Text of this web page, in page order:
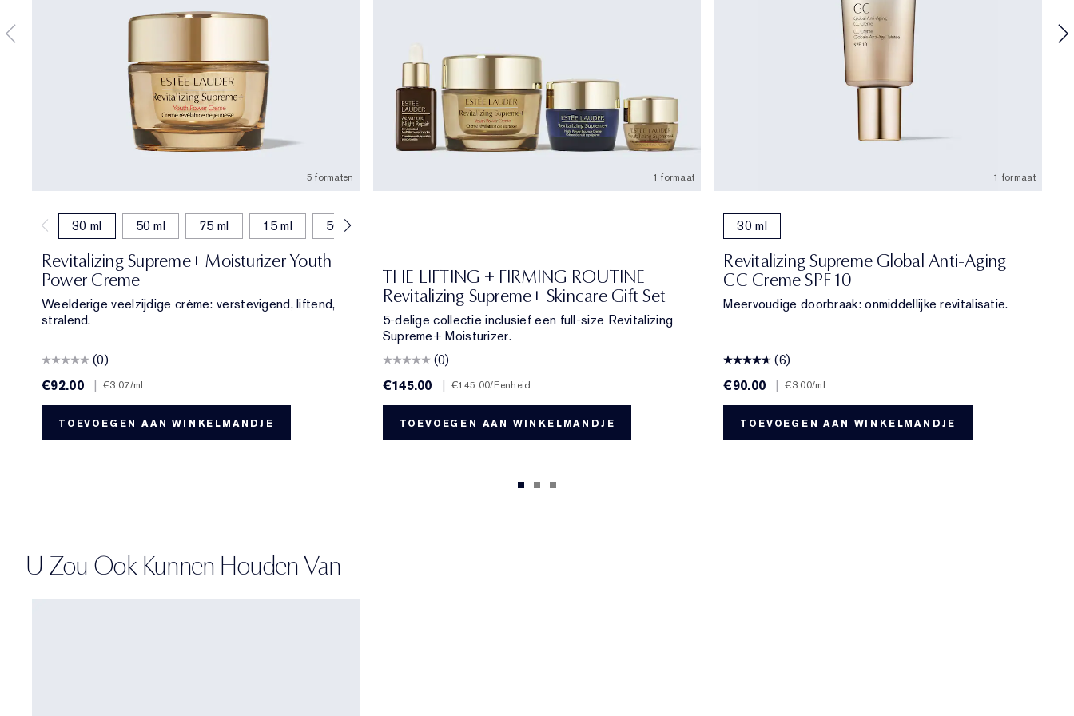
5 formaten
30 ml 50 ml 75 ml 15 ml 50 ml (bijvullen)
Revitalizing Supreme+ Moisturizer Youth
Power Creme
Weelderige veelzijdige crème: verstevigend, liftend,
stralend.
(0)
€92.00
| €3.07/ml
TOEVOEGEN AAN WINKELMANDJE
1 formaat
THE LIFTING + FIRMING ROUTINE
Revitalizing Supreme+ Skincare Gift Set
5-delige collectie inclusief een full-size Revitalizing
Supreme+ Moisturizer.
(0)
€145.00
| €145.00/Eenheid
TOEVOEGEN AAN WINKELMANDJE
1 formaat
30 ml
Revitalizing Supreme Global Anti-Aging
CC Creme SPF 10
Meervoudige doorbraak: onmiddellijke revitalisatie.
(6)
€90.00
| €3.00/ml
TOEVOEGEN AAN WINKELMANDJE
U Zou Ook Kunnen Houden Van